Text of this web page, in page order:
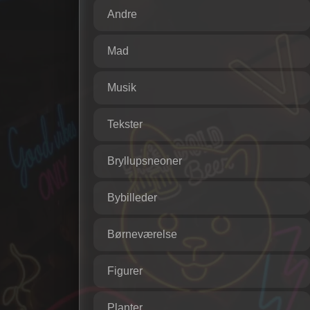
Andre
Mad
Musik
Tekster
Bryllupsneoner
Bybilleder
Børneværelse
Figurer
Planter